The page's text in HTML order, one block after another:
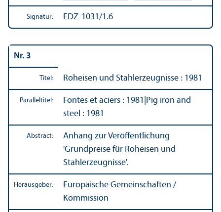
Signatur: EDZ-1031/1.6
Nr. 3
Titel: Roheisen und Stahlerzeugnisse : 1981
Paralleltitel: Fontes et aciers : 1981 Pig iron and
steel : 1981
Abstract:
Anhang zur Veröffentlichung
'Grundpreise für Roheisen und
Stahlerzeugnisse'.
Herausgeber:
Europäische Gemeinschaften /
Kommission